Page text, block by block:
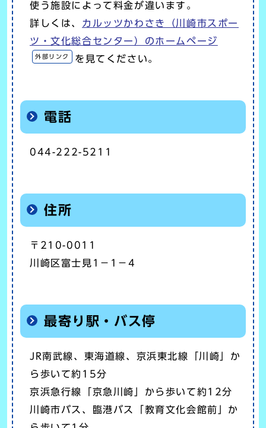
使う施設によって料金が違います。
詳しくは、 カルッツかわさき（川崎市スポー
ツ・文化総合センター）のホームページ
外部リンク を見てください。
電話
044-222-5211
住所
〒210-0011
川崎区富士見1－1－4
最寄り駅・バス停
JR南武線、東海道線、京浜東北線「川崎」か
ら歩いて約15分
京浜急行線「京急川崎」から歩いて約12分
川崎市バス、臨港バス「教育文化会館前」か